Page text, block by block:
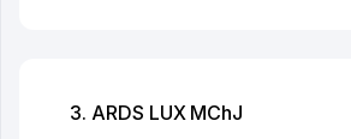
3. ARDS LUX MChJ